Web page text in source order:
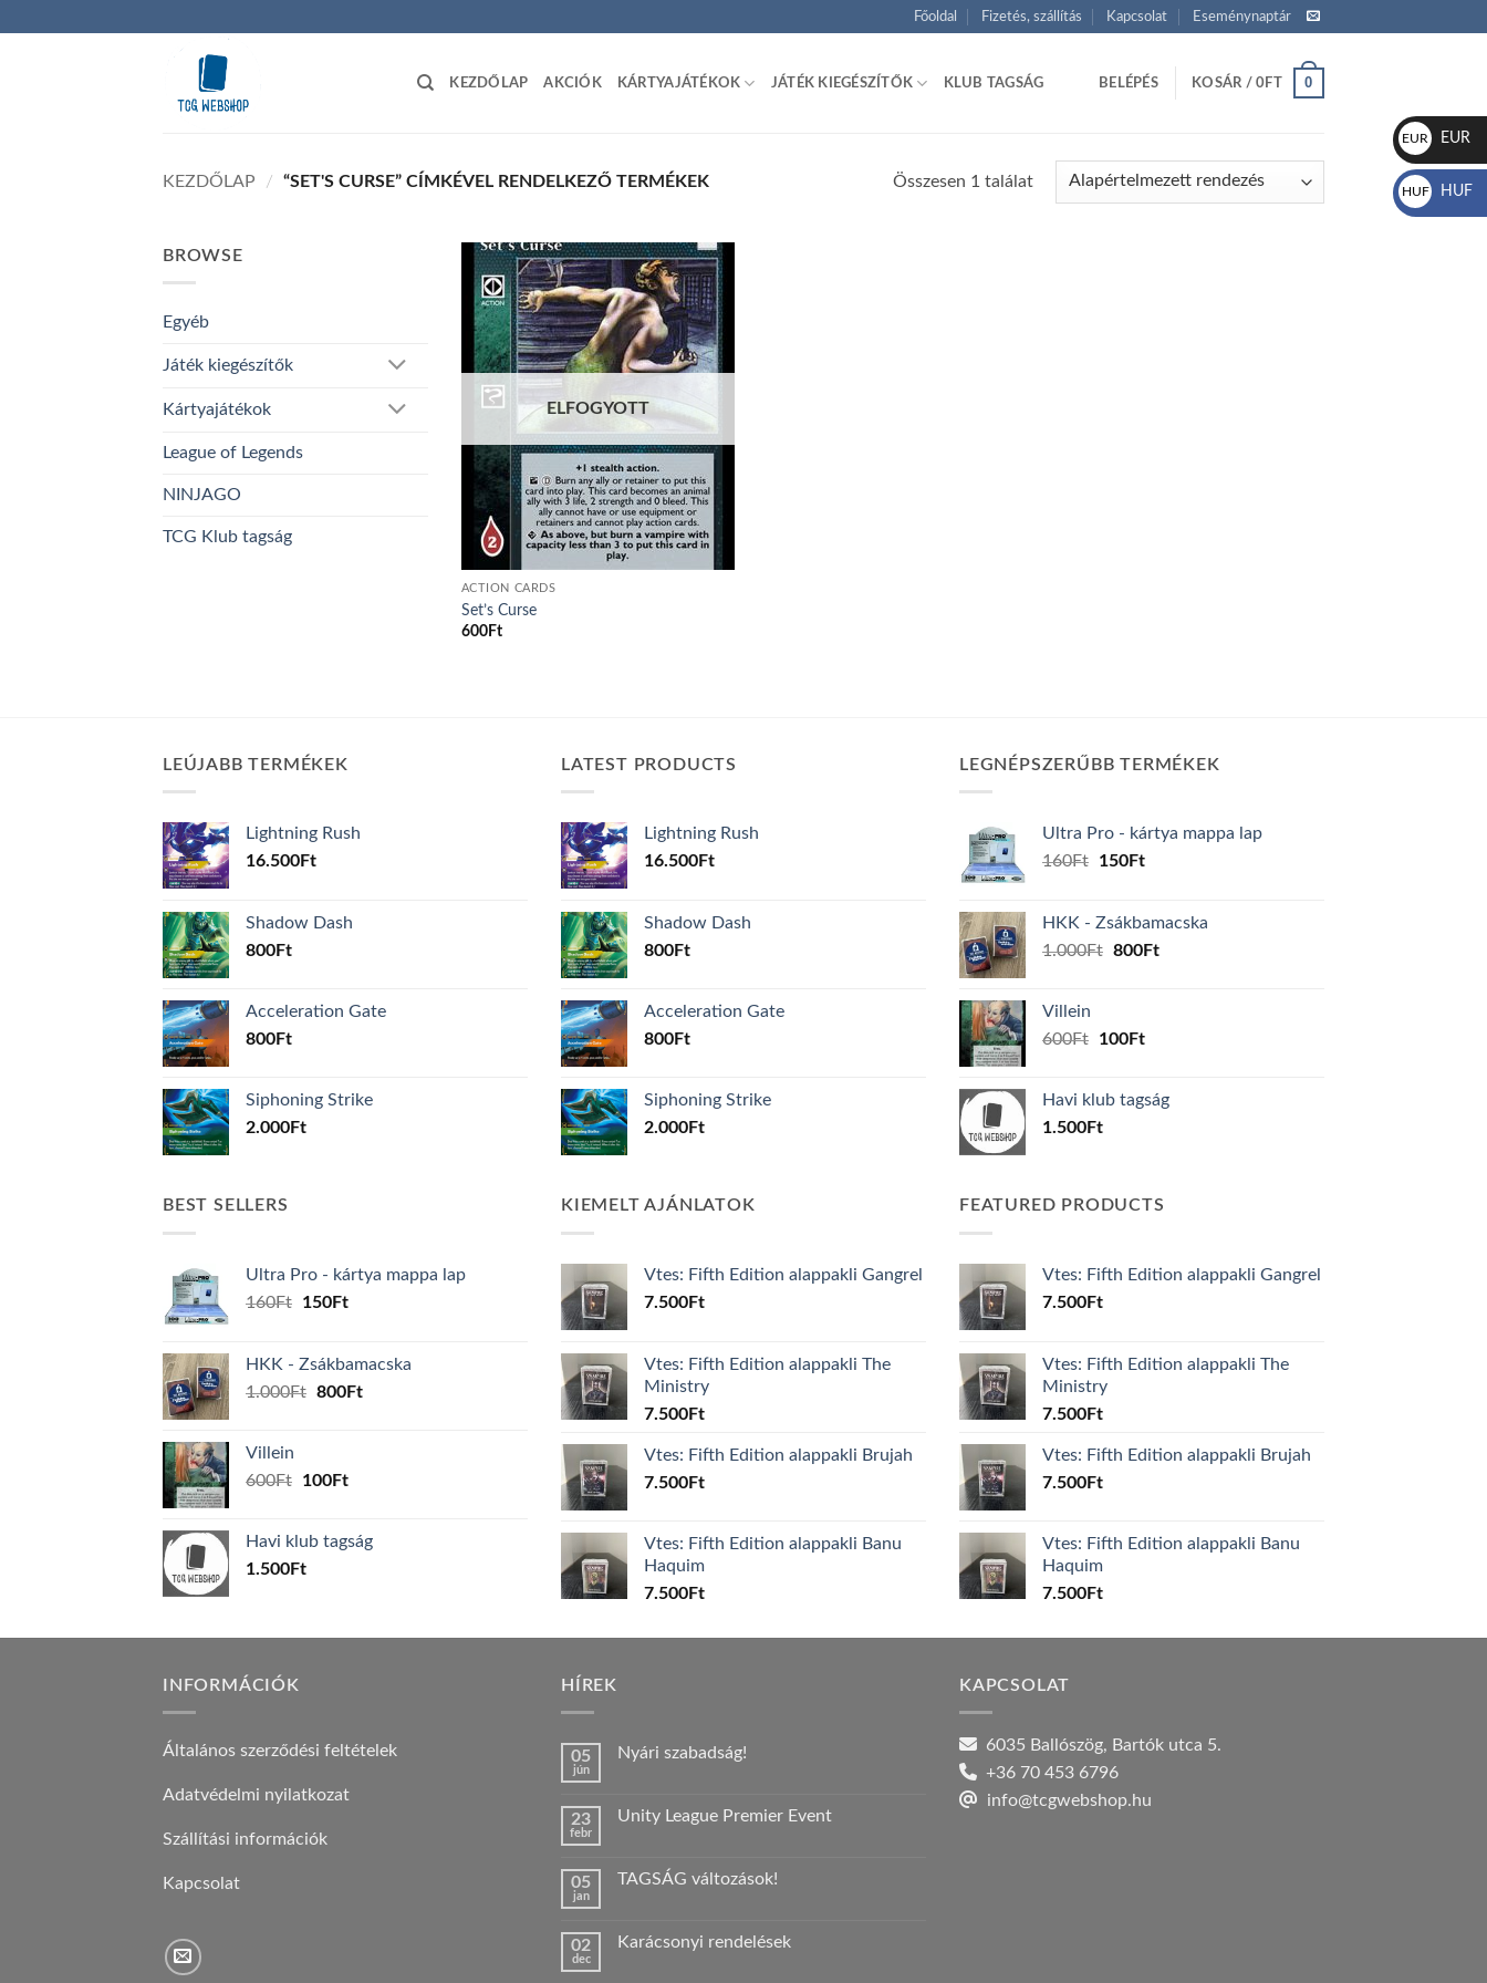
Főoldal Fizetés, szállítás Kapcsolat Eseménynaptár
KEZDŐLAP AKCIÓK KÁRTYAJÁTÉKOK JÁTÉK KIEGÉSZÍTŐK KLUB TAGSÁG BELÉPÉS KOSÁR /0FT 0
KEZDŐLAP / “SET'S CURSE” CÍMKÉVEL RENDELKEZŐ TERMÉKEK Összesen 1 találat
BROWSE
Egyéb
Játék kiegészítők
Kártyajátékok
League of Legends
NINJAGO
TCG Klub tagság
Add to
wishlist
ELFOGYOTT
ACTION CARDS
Set’s Curse
600Ft
LEÚJABB TERMÉKEK
Lightning Rush
16.500Ft
Shadow Dash
800Ft
Acceleration Gate
800Ft
Siphoning Strike
2.000Ft
LATEST PRODUCTS
Lightning Rush
16.500Ft
Shadow Dash
800Ft
Acceleration Gate
800Ft
Siphoning Strike
2.000Ft
LEGNÉPSZERŰBB TERMÉKEK
Ultra Pro - kártya mappa lap
160Ft
Original
160Ft.
150FtCurrent
150Ft.
HKK - Zsákbamacska
1.000Ft Original
800FtCurrent
Villein
600Ft
Original
600Ft.
100FtCurrent
100Ft.
Havi klub tagság
1.500Ft
BEST SELLERS
Ultra Pro - kártya mappa lap
160Ft
Original
160Ft.
150FtCurrent
150Ft.
HKK - Zsákbamacska
1.000Ft Original
800FtCurrent
Villein
600Ft
Original
600Ft.
100FtCurrent
100Ft.
Havi klub tagság
1.500Ft
KIEMELT AJÁNLATOK
Vtes: Fifth Edition alappakli Gangrel
7.500Ft
Vtes: Fifth Edition alappakli The
Ministry
7.500Ft
Vtes: Fifth Edition alappakli Brujah
7.500Ft
Vtes: Fifth Edition alappakli Banu
Haquim
7.500Ft
FEATURED PRODUCTS
Vtes: Fifth Edition alappakli Gangrel
7.500Ft
Vtes: Fifth Edition alappakli The
Ministry
7.500Ft
Vtes: Fifth Edition alappakli Brujah
7.500Ft
Vtes: Fifth Edition alappakli Banu
Haquim
7.500Ft
INFORMÁCIÓK
Általános szerződési feltételek
Adatvédelmi nyilatkozat
Szállítási információk
Kapcsolat
HÍREK
05
jún
Nyári szabadság!
Nyári
23
febr
Unity League Premier Event
Unity
bejegyzéshez
05
jan
TAGSÁG változások!
TAGSÁG
02
dec
Karácsonyi rendelések
KAPCSOLAT
6035 Ballószög, Bartók utca 5.
+36 70 453 6796
info@tcgwebshop.hu
EUR
€
EUR
HUF
Ft
HUF